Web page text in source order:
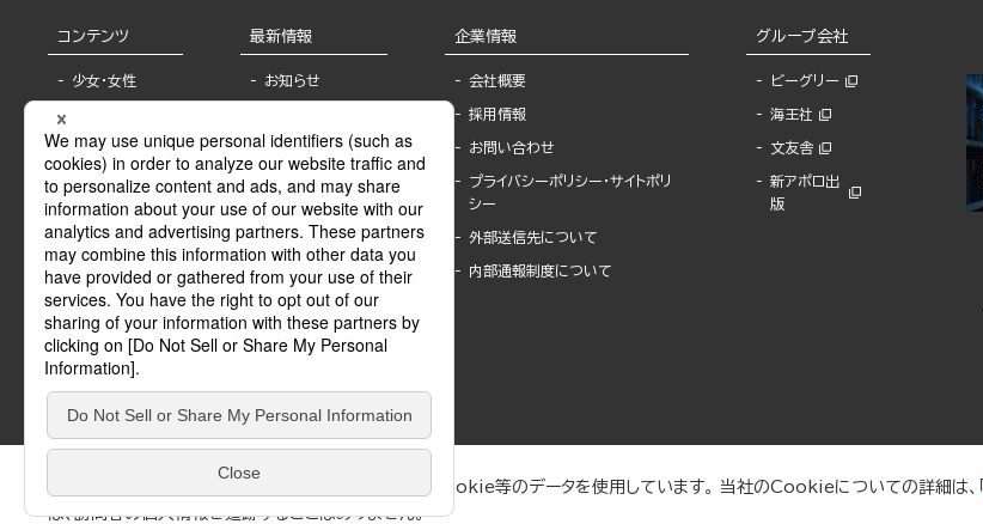
コンテンツ
少女・女性
BL
ライトノベル
青年・一般
グラビア・写真
モーター誌
SPECIAL
Sublicense
最新情報
お知らせ
報
書店様へ
海外ライセンシー
公式SNSアカウ
ント
作家一覧
Keyword list
Author list
企業情報
会社概要
採用情報
お問い合わせ
プライバシーポリシー・サイトポリ
シー
外部送信先について
内部通報制度について
グループ会社
ビーグリー
海王社
文友舎
新アポロ出
版
ぶんか社が運営するサイトでは、利便性向上のためにCookie等のデータを使用しています。 当社のCookieについての詳細は、「
は、訪問者の個人情報を追跡することはありません。